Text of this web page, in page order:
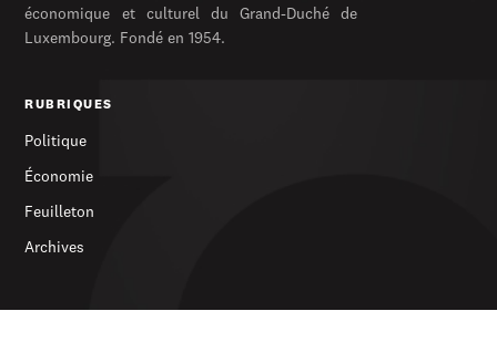
économique et culturel du Grand-Duché de
Luxembourg. Fondé en 1954.
RUBRIQUES
Politique
Économie
Feuilleton
Archives